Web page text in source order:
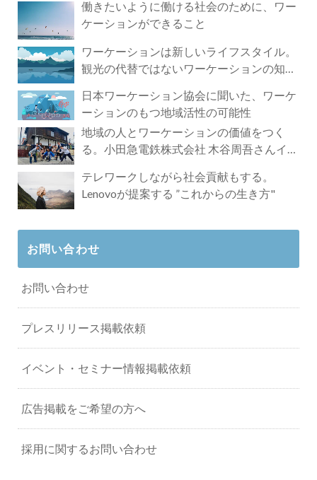
働きたいように働ける社会のために、ワー
ケーションができること
ワーケーションは新しいライフスタイル。
観光の代替ではないワーケーションの知ら
日本ワーケーション協会に聞いた、ワーケ
ーションのもつ地域活性の可能性
地域の人とワーケーションの価値をつく
る。小田急電鉄株式会社 木谷周吾さんイン
テレワークしながら社会貢献もする。
Lenovoが提案する ”これからの生き方"
お問い合わせ
お問い合わせ
プレスリリース掲載依頼
イベント・セミナー情報掲載依頼
広告掲載をご希望の方へ
採用に関するお問い合わせ